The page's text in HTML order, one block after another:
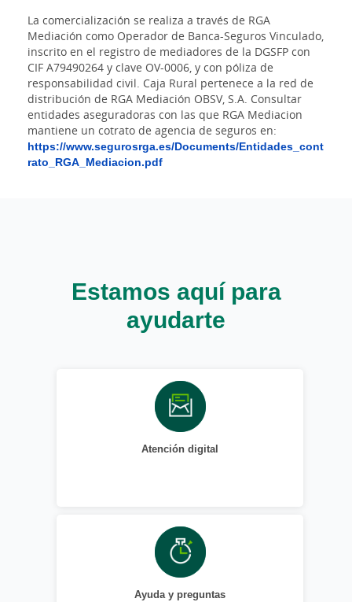
La comercialización se realiza a través de RGA
Mediación como Operador de Banca-Seguros Vinculado,
inscrito en el registro de mediadores de la DGSFP con
CIF A79490264 y clave OV-0006, y con póliza de
responsabilidad civil. Caja Rural pertenece a la red de
distribución de RGA Mediación OBSV, S.A. Consultar
entidades aseguradoras con las que RGA Mediacion
mantiene un cotrato de agencia de seguros en:
https://www.segurosrga.es/Documents/Entidades_cont
rato_RGA_Mediacion.pdf
Estamos aquí para
ayudarte
Atención digital
Ayuda y preguntas